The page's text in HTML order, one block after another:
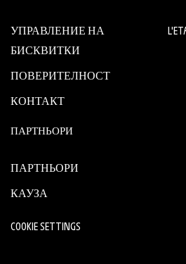
УПРАВЛЕНИЕ НА
БИСКВИТКИ
ПОВЕРИТЕЛНОСТ
КОНТАКТ
ПАРТНЬОРИ
ПАРТНЬОРИ
КАУЗА
COOKIE SETTINGS